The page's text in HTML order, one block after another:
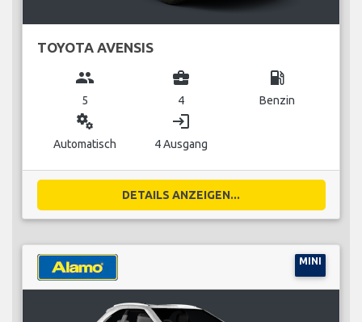
TOYOTA AVENSIS
group
5
business_center
4
local_gas_station
Benzin
miscellaneous_services
Automatisch
login
4 Ausgang
DETAILS ANZEIGEN...
MINI